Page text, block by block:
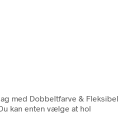
med Dobbeltfarve & Fleksibel
kan enten vælge at hol